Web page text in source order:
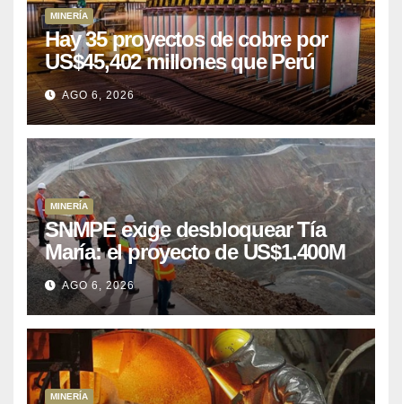
MINERÍA
Hay 35 proyectos de cobre por
US$45,402 millones que Perú
puede aprovechar
AGO 6, 2026
MINERÍA
SNMPE exige desbloquear Tía
María: el proyecto de US$1.400M
que Perú lleva 15 años
posponiendo
AGO 6, 2026
MINERÍA